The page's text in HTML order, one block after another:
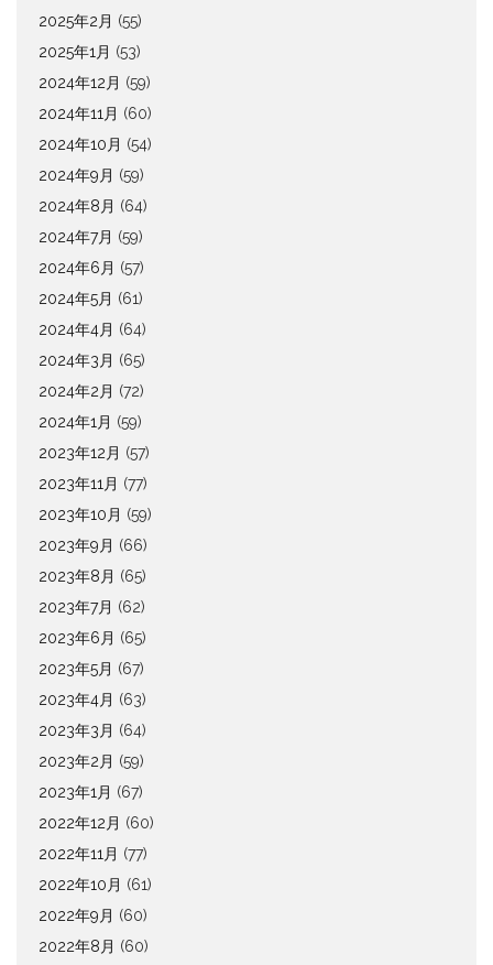
2025年2月 (55)
2025年1月 (53)
2024年12月 (59)
2024年11月 (60)
2024年10月 (54)
2024年9月 (59)
2024年8月 (64)
2024年7月 (59)
2024年6月 (57)
2024年5月 (61)
2024年4月 (64)
2024年3月 (65)
2024年2月 (72)
2024年1月 (59)
2023年12月 (57)
2023年11月 (77)
2023年10月 (59)
2023年9月 (66)
2023年8月 (65)
2023年7月 (62)
2023年6月 (65)
2023年5月 (67)
2023年4月 (63)
2023年3月 (64)
2023年2月 (59)
2023年1月 (67)
2022年12月 (60)
2022年11月 (77)
2022年10月 (61)
2022年9月 (60)
2022年8月 (60)